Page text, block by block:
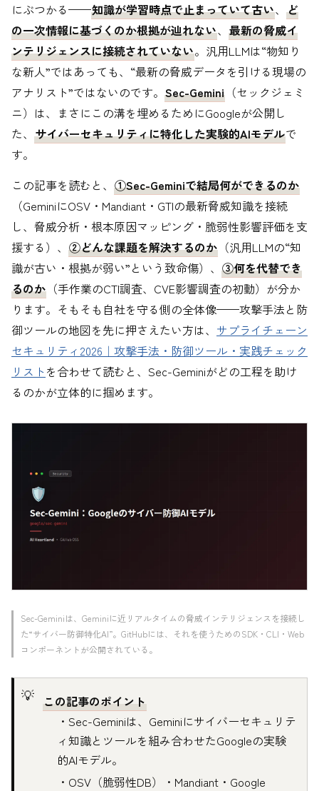
にぶつかる——知識が学習時点で止まっていて古い、 ど
の一次情報に基づくのか根拠が辿れない、 最新の脅威イ
ンテリジェンスに接続されていない。汎用LLMは“物知り
な新人”ではあっても、“最新の脅威データを引ける現場の
アナリスト”ではないのです。 Sec-Gemini （セックジェミ
ニ）は、まさにこの溝を埋めるためにGoogleが公開し
た、 サイバーセキュリティに特化した実験的AIモデルで
す。
この記事を読むと、 ①Sec-Geminiで結局何ができるのか
（GeminiにOSV・Mandiant・GTIの最新脅威知識を接続
し、脅威分析・根本原因マッピング・脆弱性影響評価を支
援する）、 ②どんな課題を解決するのか （汎用LLMの“知
識が古い・根拠が弱い”という致命傷）、 ③何を代替でき
るのか （手作業のCTI調査、CVE影響調査の初動）が分か
ります。そもそも自社を守る側の全体像——攻撃手法と防
御ツールの地図を先に押さえたい方は、 サプライチェーン
セキュリティ2026｜攻撃手法・防御ツール・実践チェック
リストを合わせて読むと、Sec-Geminiがどの工程を助け
るのかが立体的に掴めます。
Sec-Geminiは、Geminiに近リアルタイムの脅威インテリジェンスを接続し
た“サイバー防御特化AI”。GitHubには、それを使うためのSDK・CLI・Web
コンポーネントが公開されている。
この記事のポイント
・Sec-Geminiは、Geminiにサイバーセキュリテ
ィ知識とツールを組み合わせたGoogleの実験
的AIモデル。
・OSV（脆弱性DB）・Mandiant・Google